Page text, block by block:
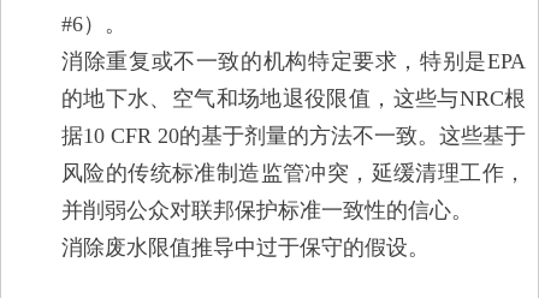
#6）。
消除重复或不一致的机构特定要求，特别是EPA
的地下水、空气和场地退役限值，这些与NRC根
据10 CFR 20的基于剂量的方法不一致。这些基于
风险的传统标准制造监管冲突，延缓清理工作，
并削弱公众对联邦保护标准一致性的信心。
消除废水限值推导中过于保守的假设。